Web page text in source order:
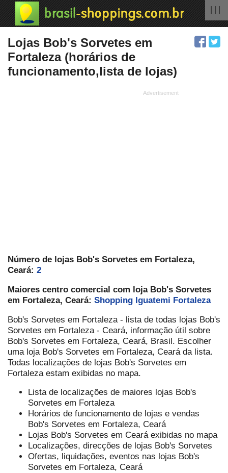
Lojas Bob's Sorvetes em
Fortaleza (horários de
funcionamento,lista de lojas)
Número de lojas Bob's Sorvetes em Fortaleza,
Ceará: 2
Maiores centro comercial com loja Bob's Sorvetes
em Fortaleza, Ceará: Shopping Iguatemi Fortaleza
Bob's Sorvetes em Fortaleza - lista de todas lojas Bob's
Sorvetes em Fortaleza - Ceará, informação útil sobre
Bob's Sorvetes em Fortaleza, Ceará, Brasil. Escolher
uma loja Bob's Sorvetes em Fortaleza, Ceará da lista.
Todas localizações de lojas Bob's Sorvetes em
Fortaleza estam exibidas no mapa.
Lista de localizações de maiores lojas Bob's
Sorvetes em Fortaleza
Horários de funcionamento de lojas e vendas
Bob's Sorvetes em Fortaleza, Ceará
Lojas Bob's Sorvetes em Ceará exibidas no mapa
Localizações, direcções de lojas Bob's Sorvetes
Ofertas, liquidações, eventos nas lojas Bob's
Sorvetes em Fortaleza, Ceará